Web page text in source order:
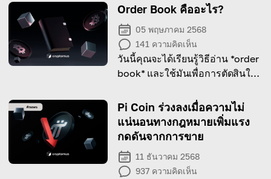
Order Book คืออะไร?
05 พฤษภาคม 2568
141 ความคิดเห็น
วันนี้คุณจะได้เรียนรู้วิธีอ่าน *order
book* และใช้มันเพื่อการตัดสินใจ
Pi Coin ร่วงลงเมื่อความไม่
แน่นอนทางกฎหมายเพิ่มแรง
กดดันจากการขาย
11 ธันวาคม 2568
937 ความคิดเห็น